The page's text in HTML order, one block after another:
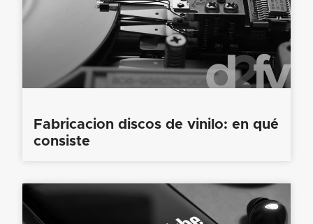
Fabricacion discos de vinilo: en qué
consiste